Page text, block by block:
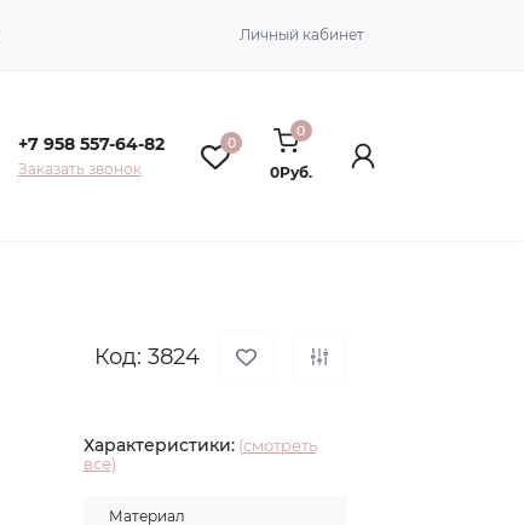
Личный кабинет
+7 958 557-64-82
Заказать звонок
0
0
0Руб.
Код: 3824
Характеристики: (смотреть
все)
Материал